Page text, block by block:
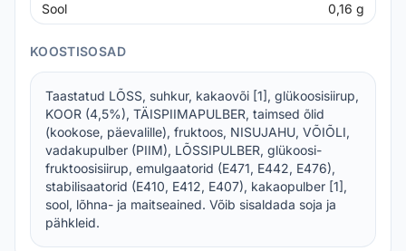
Sool
0,16 g
KOOSTISOSAD
Taastatud LÕSS, suhkur, kakaovõi [1], glükoosisiirup,
KOOR (4,5%), TÄISPIIMAPULBER, taimsed õlid
(kookose, päevalille), fruktoos, NISUJAHU, VÕIÕLI,
vadakupulber (PIIM), LÕSSIPULBER, glükoosi-
fruktoosisiirup, emulgaatorid (E471, E442, E476),
stabilisaatorid (E410, E412, E407), kakaopulber [1],
sool, lõhna- ja maitseained. Võib sisaldada soja ja
pähkleid.